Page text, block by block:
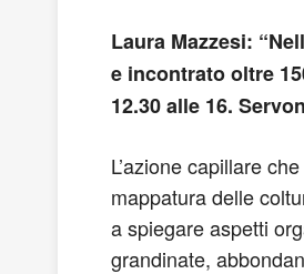
Laura Mazzesi:
e incontrato oltre
12.30 alle 16.
L’azione capillare
mappatura delle
a spiegare aspetti
grandinate,